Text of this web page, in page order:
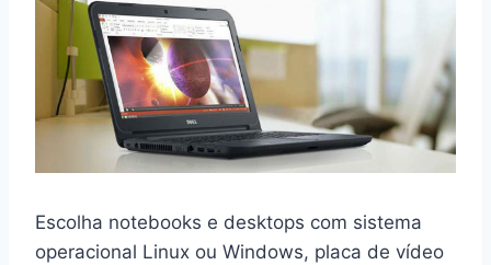
Escolha notebooks e desktops com sistema
operacional Linux ou Windows, placa de vídeo